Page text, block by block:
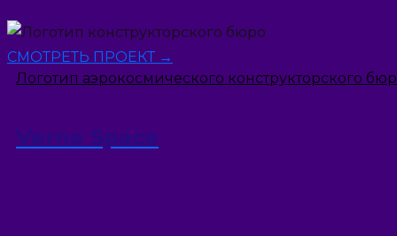
СМОТРЕТЬ ПРОЕКТ →
Логотип аэрокосмичеcкого конструкторского
Verne Space